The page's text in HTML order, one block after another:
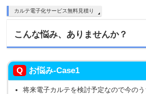
カルテ電子化サービス無料見積り
こんな悩み、ありませんか？
Q お悩み-Case1
将来電子カルテを検討予定なので今の